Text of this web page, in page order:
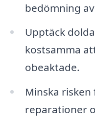
bedömning
Upptäck
kostsamma
obeaktade.
Minska
reparationer